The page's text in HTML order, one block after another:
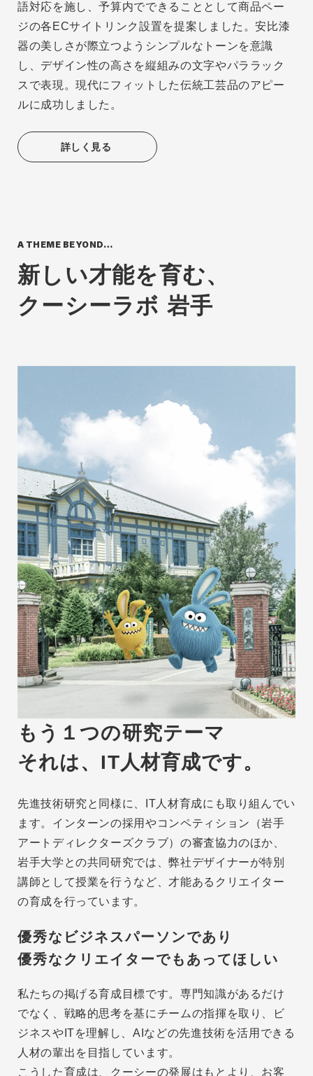
語対応を施し、予算内でできることとして商品ペー
ジの各ECサイトリンク設置を提案しました。安比漆
器の美しさが際立つようシンプルなトーンを意識
し、デザイン性の高さを縦組みの文字やパララック
スで表現。現代にフィットした伝統工芸品のアピー
ルに成功しました。
詳しく見る
A THEME BEYOND…
新しい才能を育む、
クーシーラボ 岩手
もう１つの研究テーマ
それは、IT人材育成です。
先進技術研究と同様に、IT人材育成にも取り組んでい
ます。インターンの採用やコンペティション（岩手
アートディレクターズクラブ）の審査協力のほか、
岩手大学との共同研究では、弊社デザイナーが特別
講師として授業を行うなど、才能あるクリエイター
の育成を行っています。
優秀なビジネスパーソンであり
優秀なクリエイターでもあってほしい
私たちの掲げる育成目標です。専門知識があるだけ
でなく、戦略的思考を基にチームの指揮を取り、ビ
ジネスやITを理解し、AIなどの先進技術を活用できる
人材の輩出を目指しています。
こうした育成は、クーシーの発展はもとより、お客